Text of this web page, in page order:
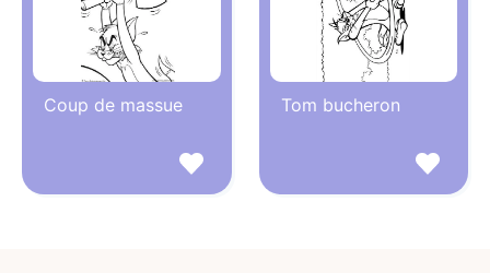
Coup de massue Tom bucheron